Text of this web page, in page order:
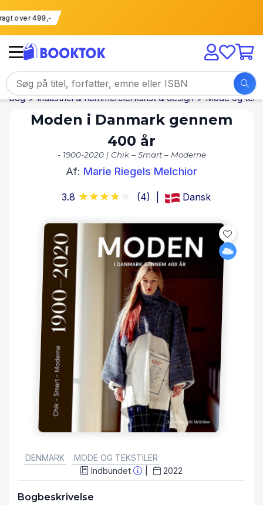
fragt over 499,-
Bog Industriel & Kommerciel kunst & design Mode og
Moden i Danmark gennem
400 år
- 1900-2020 | Chik – Smart – Moderne
Af: Marie Riegels Melchior
3.8 (4) Dansk
DENMARK
MODE OG TEKSTILER
Indbundet 2022
Bogbeskrivelse